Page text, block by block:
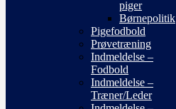
piger
Børnepolitik
Pigefodbold
Prøvetræning
Indmeldelse –
Fodbold
Indmeldelse –
Træner/Leder